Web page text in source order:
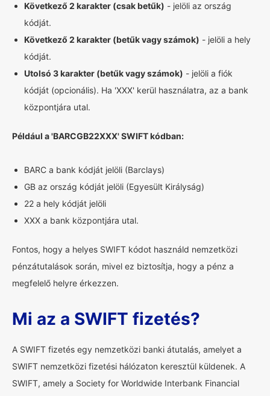
Következő 2 karakter (csak betűk) - jelöli az ország
kódját.
Következő 2 karakter (betűk vagy számok) - jelöli a hely
kódját.
Utolsó 3 karakter (betűk vagy számok) - jelöli a fiók
kódját (opcionális). Ha 'XXX' kerül használatra, az a bank
központjára utal.
Például a 'BARCGB22XXX' SWIFT kódban:
BARC a bank kódját jelöli (Barclays)
GB az ország kódját jelöli (Egyesült Királyság)
22 a hely kódját jelöli
XXX a bank központjára utal.
Fontos, hogy a helyes SWIFT kódot használd nemzetközi
pénzátutalások során, mivel ez biztosítja, hogy a pénz a
megfelelő helyre érkezzen.
Mi az a SWIFT fizetés?
A SWIFT fizetés egy nemzetközi banki átutalás, amelyet a
SWIFT nemzetközi fizetési hálózaton keresztül küldenek. A
SWIFT, amely a Society for Worldwide Interbank Financial